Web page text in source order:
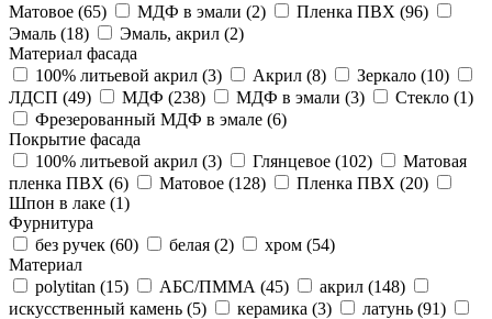
Матовое (65) МДФ в эмали (2) Пленка ПВХ (96)
Эмаль (18) Эмаль, акрил (2)
Материал фасада
100% литьевой акрил (3) Акрил (8) Зеркало (10)
ЛДСП (49) МДФ (238) МДФ в эмали (3) Стекло (1)
Фрезерованный МДФ в эмале (6)
Покрытие фасада
100% литьевой акрил (3) Глянцевое (102)
Матовая
пленка ПВХ (6) Матовое (128) Пленка ПВХ (20)
Шпон в лаке (1)
Фурнитура
без ручек (60) белая (2) хром (54)
Материал
polytitan (15) АБС/ПММА (45) акрил (148)
искусственный камень (5) керамика (3) латунь (91)